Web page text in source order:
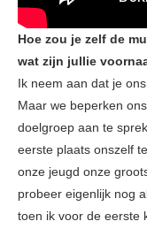
Hoe zou je zelf de
wat zijn jullie
Ik neem aan dat je
Maar we beperken
doelgroep aan te
eerste plaats onszelf
onze jeugd onze
probeer eigenlijk nog
toen ik voor de eerste